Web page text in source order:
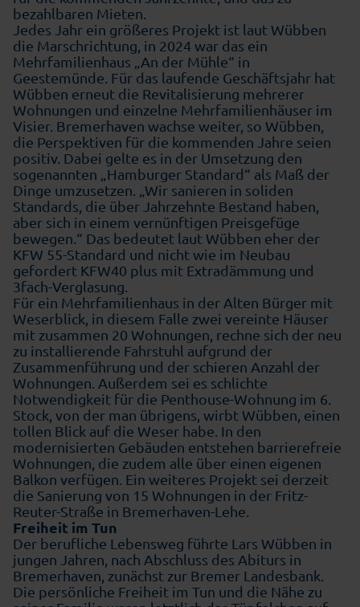
bezahlbaren Mieten.
Jedes Jahr ein größeres Projekt ist laut Wübben
die Marschrichtung, in 2024 war das ein
Mehrfamilienhaus „An der Mühle“ in
Geestemünde. Für das laufende Geschäftsjahr hat
Wübben erneut die Revitalisierung mehrerer
Wohnungen und einzelne Mehrfamilienhäuser im
Visier. Bremerhaven wachse weiter, so Wübben,
die Perspektiven für die kommenden Jahre seien
positiv. Dabei gelte es in der Umsetzung den
sogenannten „Hamburger Standard“ als Maß der
Dinge umzusetzen. „Wir sanieren in soliden
Standards, die über Jahrzehnte Bestand haben,
aber sich in einem vernünftigen Preisgefüge
bewegen.“ Das bedeutet laut Wübben eher der
KFW 55-Standard und nicht wie im Neubau
gefordert KFW40 plus mit Extradämmung und
3fach-Verglasung.
Für ein Mehrfamilienhaus in der Alten Bürger mit
Weserblick, in diesem Falle zwei vereinte Häuser
mit zusammen 20 Wohnungen, rechne sich der neu
zu installierende Fahrstuhl aufgrund der
Zusammenführung und der schieren Anzahl der
Wohnungen. Außerdem sei es schlichte
Notwendigkeit für die Penthouse-Wohnung im 6.
Stock, von der man übrigens, wirbt Wübben, einen
tollen Blick auf die Weser habe. In den
modernisierten Gebäuden entstehen barrierefreie
Wohnungen, die zudem alle über einen eigenen
Balkon verfügen. Ein weiteres Projekt sei derzeit
die Sanierung von 15 Wohnungen in der Fritz-
Reuter-Straße in Bremerhaven-Lehe.
Freiheit im Tun
Der berufliche Lebensweg führte Lars Wübben in
jungen Jahren, nach Abschluss des Abiturs in
Bremerhaven, zunächst zur Bremer Landesbank.
Die persönliche Freiheit im Tun und die Nähe zu